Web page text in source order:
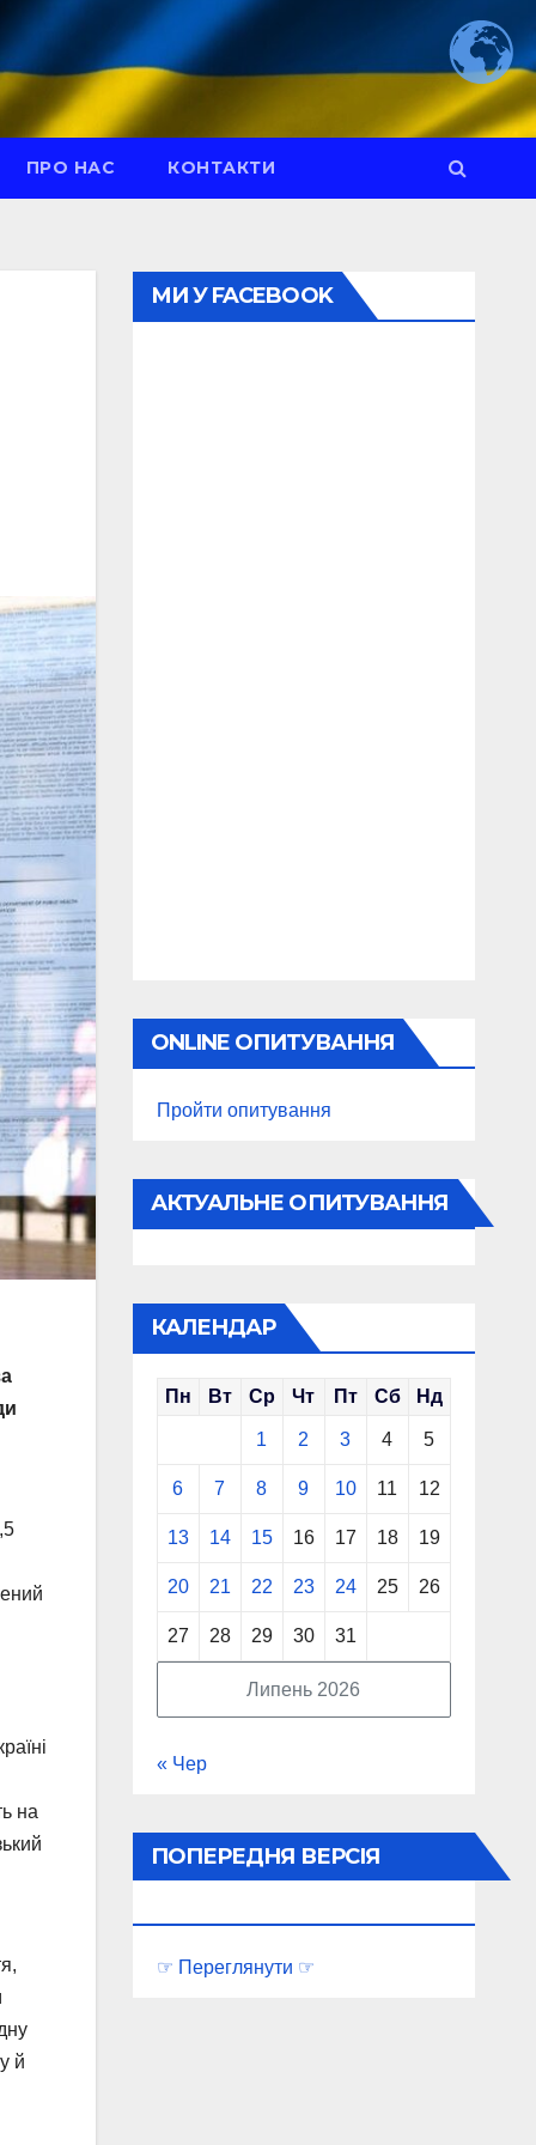
ПРО НАС КОНТАКТИ
на
й
МИ У FACEBOOK
ONLINE ОПИТУВАННЯ
Пройти опитування
АКТУАЛЬНЕ ОПИТУВАННЯ
КАЛЕНДАР
Липень 2026
Пн Вт Ср Чт Пт Сб Нд
1 2 3 4 5
6 7 8 9 10 11 12
13 14 15 16 17 18 19
20 21 22 23 24 25 26
27 28 29 30 31
« Чер
ПОПЕРЕДНЯ ВЕРСІЯ
☞ Переглянути ☞